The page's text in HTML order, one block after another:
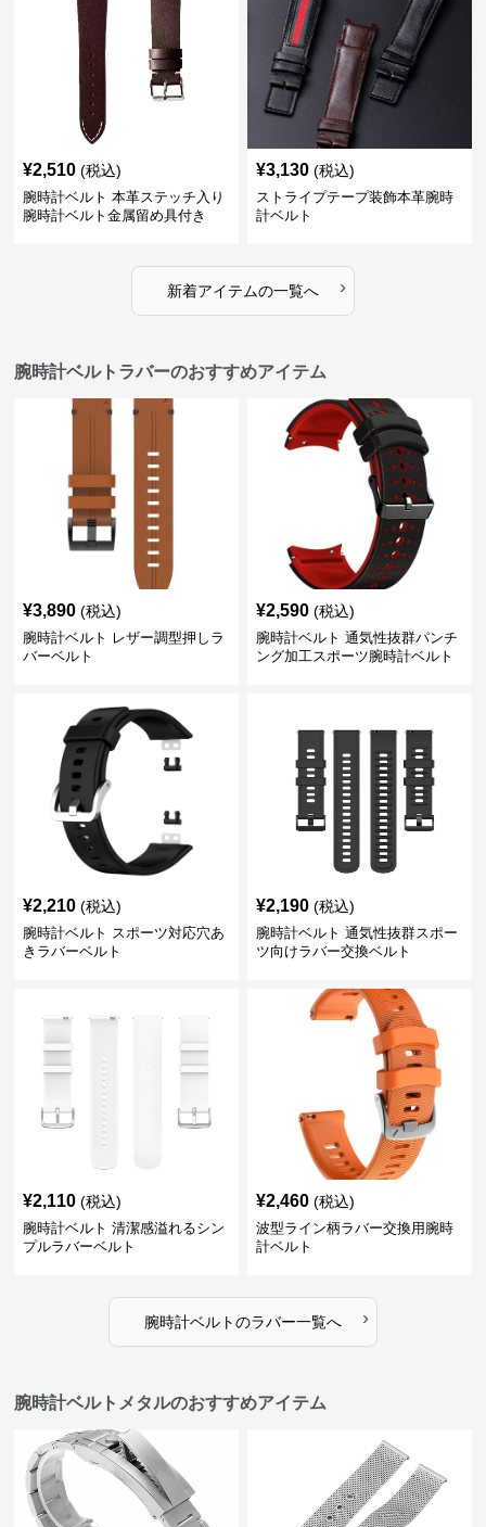
¥2,510 (税込)
腕時計ベルト 本革ステッチ入り
腕時計ベルト金属留め具付き
¥3,130 (税込)
ストライプテープ装飾本革腕時
計ベルト
新着アイテムの一覧へ ›
腕時計ベルトラバーのおすすめアイテム
¥3,890 (税込)
腕時計ベルト レザー調型押しラ
バーベルト
¥2,590 (税込)
腕時計ベルト 通気性抜群パンチ
ング加工スポーツ腕時計ベルト
¥2,210 (税込)
腕時計ベルト スポーツ対応穴あ
きラバーベルト
¥2,190 (税込)
腕時計ベルト 通気性抜群スポー
ツ向けラバー交換ベルト
¥2,110 (税込)
腕時計ベルト 清潔感溢れるシン
プルラバーベルト
¥2,460 (税込)
波型ライン柄ラバー交換用腕時
計ベルト
腕時計ベルトのラバー一覧へ ›
腕時計ベルトメタルのおすすめアイテム